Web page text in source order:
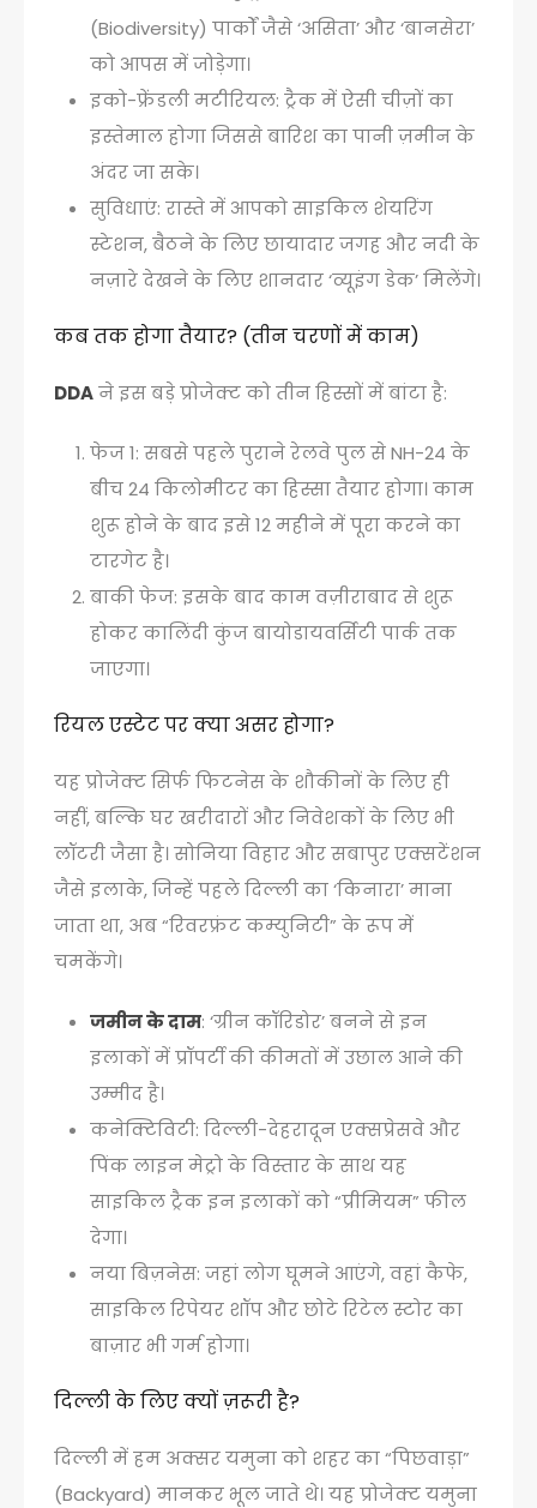
(Biodiversity) पार्कों जैसे ‘असिता’ और ‘बानसेरा’
को आपस में जोड़ेगा।
इको-फ्रेंडली मटीरियल: ट्रैक में ऐसी चीज़ों का
इस्तेमाल होगा जिससे बारिश का पानी ज़मीन के
अंदर जा सके।
सुविधाएं: रास्ते में आपको साइकिल शेयरिंग
स्टेशन, बैठने के लिए छायादार जगह और नदी के
नज़ारे देखने के लिए शानदार ‘व्यूइंग डेक’ मिलेंगे।
कब तक होगा तैयार? (तीन चरणों में काम)
DDAने इस बड़े प्रोजेक्ट को तीन हिस्सों में बांटा है:
फेज 1: सबसे पहले पुराने रेलवे पुल से NH-24 के
बीच 24 किलोमीटर का हिस्सा तैयार होगा। काम
शुरू होने के बाद इसे 12 महीने में पूरा करने का
टारगेट है।
बाकी फेज: इसके बाद काम वज़ीराबाद से शुरू
होकर कालिंदी कुंज बायोडायवर्सिटी पार्क तक
जाएगा।
रियल एस्टेट पर क्या असर होगा?
यह प्रोजेक्ट सिर्फ फिटनेस के शौकीनों के लिए ही
नहीं, बल्कि घर खरीदारों और निवेशकों के लिए भी
लॉटरी जैसा है। सोनिया विहार और सबापुर एक्सटेंशन
जैसे इलाके, जिन्हें पहले दिल्ली का ‘किनारा’ माना
जाता था, अब “रिवरफ्रंट कम्युनिटी” के रूप में
चमकेंगे।
जमीन के दाम: ‘ग्रीन कॉरिडोर’ बनने से इन
इलाकों में प्रॉपर्टी की कीमतों में उछाल आने की
उम्मीद है।
कनेक्टिविटी: दिल्ली-देहरादून एक्सप्रेसवे और
पिंक लाइन मेट्रो के विस्तार के साथ यह
साइकिल ट्रैक इन इलाकों को “प्रीमियम” फील
देगा।
नया बिज़नेस: जहां लोग घूमने आएंगे, वहां कैफे,
साइकिल रिपेयर शॉप और छोटे रिटेल स्टोर का
बाज़ार भी गर्म होगा।
दिल्ली के लिए क्यों ज़रूरी है?
दिल्ली में हम अक्सर यमुना को शहर का “पिछवाड़ा”
(Backyard) मानकर भूल जाते थे। यह प्रोजेक्ट यमुना